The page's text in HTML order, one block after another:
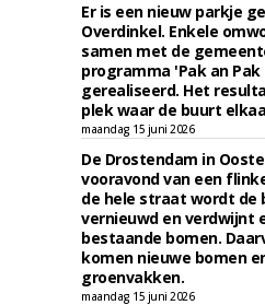
Er is een nieuw parkje
Overdinkel. Enkele
samen met de
programma 'Pak an
gerealiseerd. Het
plek waar de buurt
maandag 15 juni 2026
De Drostendam in
vooravond van een
de hele straat wordt de
vernieuwd en verdwijnt
bestaande bomen.
komen nieuwe bomen
groenvakken.
maandag 15 juni 2026